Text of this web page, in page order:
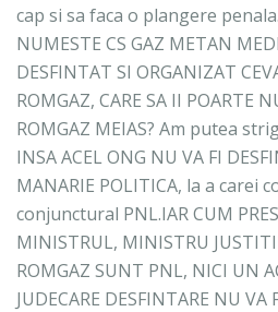
cap si sa faca o plangere penala.
NUMESTE CS GAZ METAN
DESFINTAT SI ORGANIZAT
ROMGAZ, CARE SA II POARTE
ROMGAZ MEIAS? Am putea
INSA ACEL ONG NU VA FI
MANARIE POLITICA, la a carei
conjunctural PNL.IAR CUM
MINISTRUL, MINISTRU
ROMGAZ SUNT PNL, NICI UN
JUDECARE DESFINTARE NU